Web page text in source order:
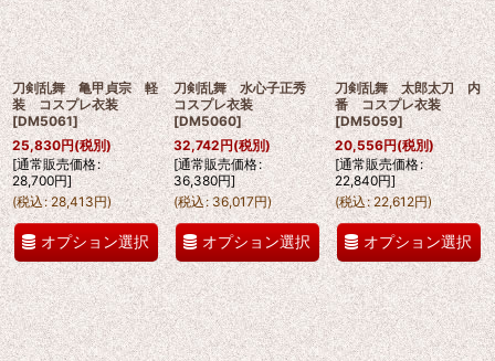
刀剣乱舞 亀甲貞宗 軽
装 コスプレ衣装
[DM5061]
25,830円(税別)
[通常販売価格:
28,700円]
(税込: 28,413円)
オプション選択
刀剣乱舞 水心子正秀
コスプレ衣装
[DM5060]
32,742円(税別)
[通常販売価格:
36,380円]
(税込: 36,017円)
オプション選択
刀剣乱舞 太郎太刀 内
番 コスプレ衣装
[DM5059]
20,556円(税別)
[通常販売価格:
22,840円]
(税込: 22,612円)
オプション選択